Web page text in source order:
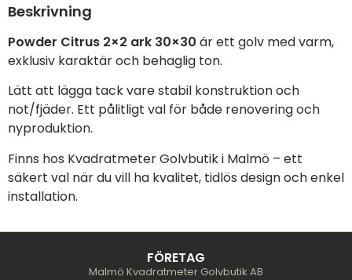
Beskrivning
Powder Citrus 2×2 ark 30×30 är ett golv med varm,
exklusiv karaktär och behaglig ton.
Lätt att lägga tack vare stabil konstruktion och
not/fjäder. Ett pålitligt val för både renovering och
nyproduktion.
Finns hos Kvadratmeter Golvbutik i Malmö – ett
säkert val när du vill ha kvalitet, tidlös design och enkel
installation.
FÖRETAG
Malmö Kvadratmeter Golvbutik AB